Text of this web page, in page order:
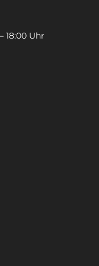
18:00 Uhr